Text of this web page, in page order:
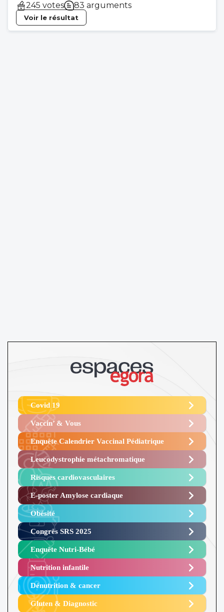
245 votes
83 arguments
Voir le résultat
Covid 19
Vaccin’ & Vous
Enquête Calendrier Vaccinal Pédiatrique
Leucodystrophie métachromatique
Risques cardiovasculaires
E-poster Amylose cardiaque ​
Obésité ​
Congrès SRS 2025 ​
Enquête Nutri-Bébé ​
Nutrition infantile
Dénutrition & cancer
Gluten & Diagnostic